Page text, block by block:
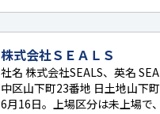
株式会社ＳＥＡＬＳ
社名 株式会社SEALS、英名
中区山下町23番地 日土地山下
6月16日。上場区分は未上場で